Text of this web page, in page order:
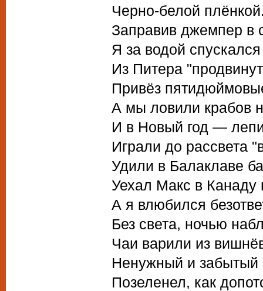
Черно-белой
Заправив джемпер в
Я за водой
Из Питера
Привёз
А мы ловили крабов
И в Новый год —
Играли до рассвета
Удили в Балаклаве
Уехал Макс в Канаду
А я влюбился
Без света, ночью
Чаи варили из
Ненужный и забытый
Позеленел, как